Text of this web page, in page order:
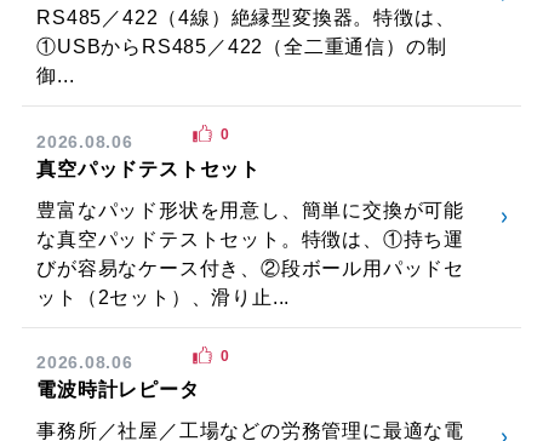
RS485／422（4線）絶縁型変換器。特徴は、
①USBからRS485／422（全二重通信）の制
御...
2026.08.06
真空パッドテストセット
豊富なパッド形状を用意し、簡単に交換が可能
な真空パッドテストセット。特徴は、①持ち運
びが容易なケース付き、②段ボール用パッドセ
ット（2セット）、滑り止...
0
2026.08.06
電波時計レピータ
事務所／社屋／工場などの労務管理に最適な電
0